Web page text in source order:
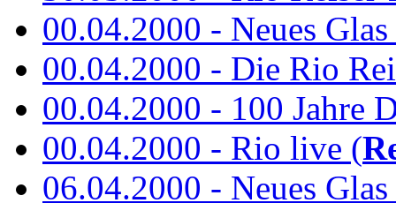
00.04.2000 - Neues
00.04.2000 - Die Rio
00.04.2000 - 100 Jahre
00.04.2000 - Rio live (
06.04.2000 - Neues